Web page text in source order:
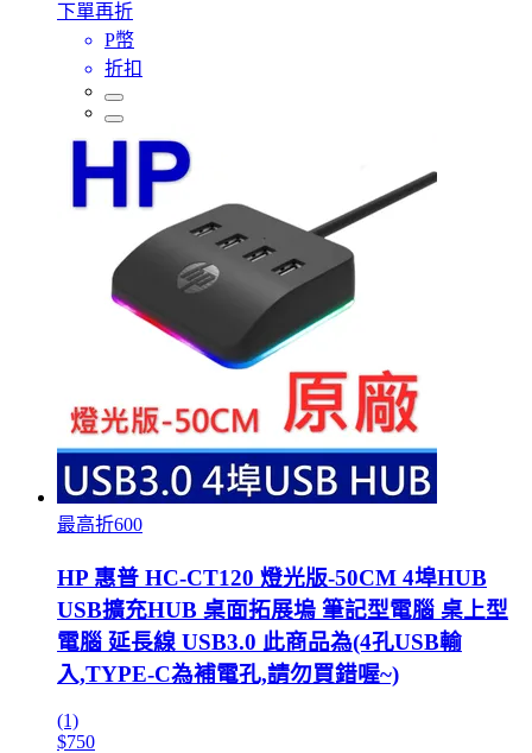
下單再折
P幣
折扣
最高折600
HP 惠普 HC-CT120 燈光版-50CM 4埠HUB
USB擴充HUB 桌面拓展塢 筆記型電腦 桌上型
電腦 延長線 USB3.0 此商品為(4孔USB輸
入,TYPE-C為補電孔,請勿買錯喔~)
(1)
$750